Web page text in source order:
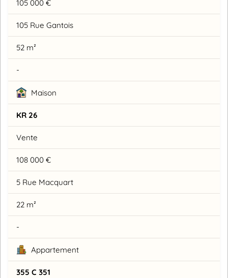
105 000 €
105 Rue Gantois
52 m²
-
Maison
KR 26
Vente
108 000 €
5 Rue Macquart
22 m²
-
Appartement
355 C 351